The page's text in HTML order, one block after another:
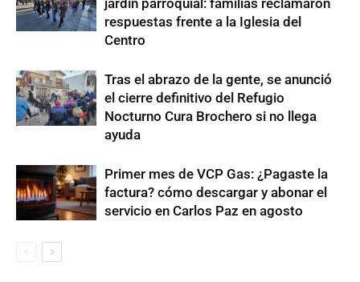
jardín parroquial: familias reclamaron
respuestas frente a la Iglesia del
Centro
Tras el abrazo de la gente, se anunció
el cierre definitivo del Refugio
Nocturno Cura Brochero si no llega
ayuda
Primer mes de VCP Gas: ¿Pagaste la
factura? cómo descargar y abonar el
servicio en Carlos Paz en agosto